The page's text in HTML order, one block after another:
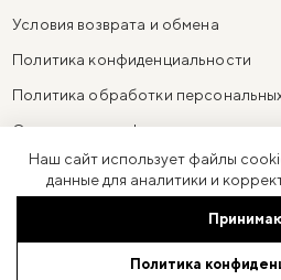
Условия возврата и обмена
Политика конфиденциальности
Политика обработки
Согласие на информационно-
Согласие на обработку
Юр. адрес: 119270, Москва г, ул Фрунзенская
Наш сайт использует файлы
данные для аналитики и
Политика